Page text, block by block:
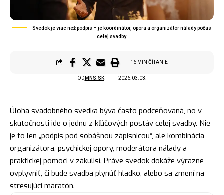
Svedok je viac než podpis – je koordinátor, opora a organizátor nálady počas
celej svadby.
OD MNS.SK 2026.03.03.
16 MIN ČÍTANIE
Úloha svadobného svedka býva často podceňovaná, no v
skutočnosti ide o jednu z kľúčových postáv celej svadby. Nie
je to len „podpis pod sobášnou zápisnicou“, ale kombinácia
organizátora, psychickej opory, moderátora nálady a
praktickej pomoci v zákulisí. Práve svedok dokáže výrazne
ovplyvniť, či bude svadba plynúť hladko, alebo sa zmení na
stresujúci maratón.